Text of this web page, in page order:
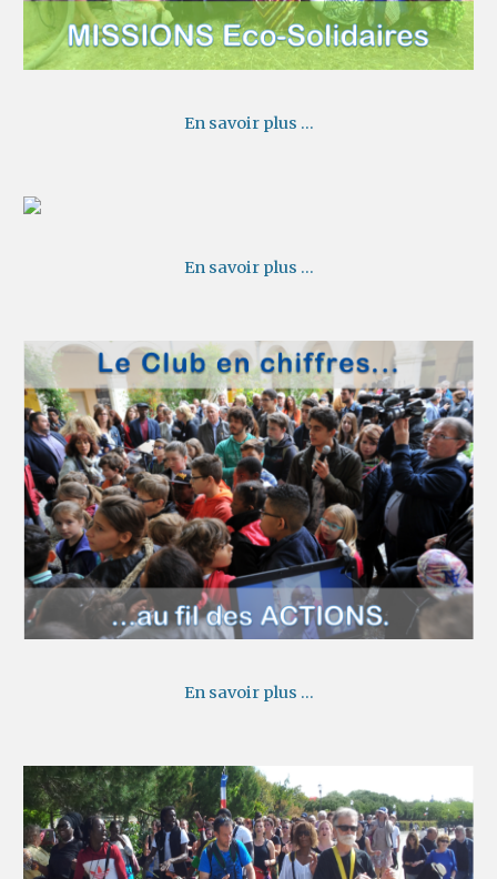
En savoir plus ...
En savoir plus ...
En savoir plus ...